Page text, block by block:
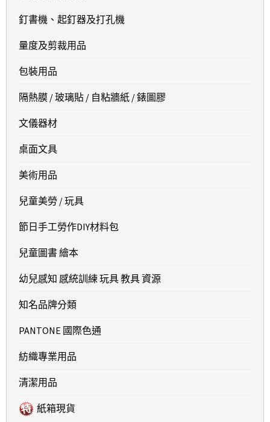
釘書機、起釘器及打孔機
量度及剪裁用品
包裝用品
隔熱膜 / 玻璃貼 / 自粘牆紙 / 錶圖膠
文儀器材
桌面文具
美術用品
兒童美勞 / 玩具
節日手工勞作DIY材料包
兒童圖書 繪本
幼兒感知 感統訓練 玩具 教具 資源
知名品牌分類
PANTONE 國際色通
紡織專業用品
清潔用品
紙箱現貨